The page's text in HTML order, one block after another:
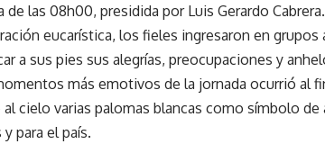
de las 08h00, presidida por Luis Gerardo Cabrera.
eucarística, los fieles ingresaron en grupos
a sus pies sus alegrías, preocupaciones y
más emotivos de la jornada ocurrió al
cielo varias palomas blancas como símbolo de
para el país.